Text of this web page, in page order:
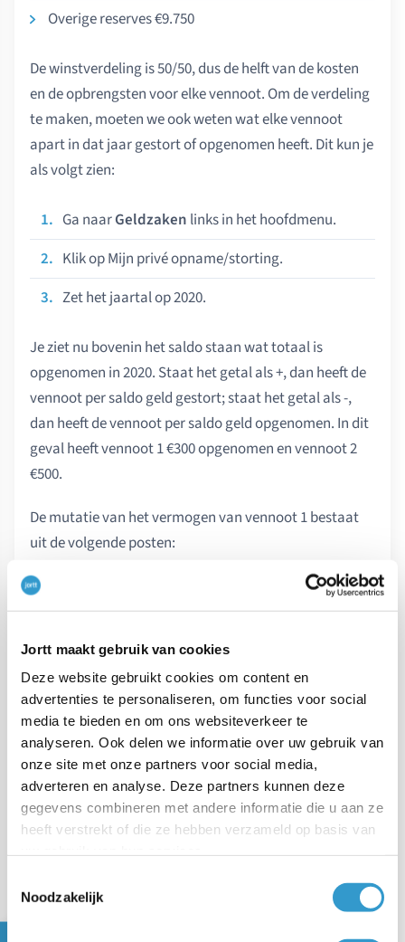
Jortt maakt gebruik van cookies
Deze website gebruikt cookies om content en
advertenties te personaliseren, om functies voor social
media te bieden en om ons websiteverkeer te
analyseren. Ook delen we informatie over uw gebruik van
onze site met onze partners voor social media,
adverteren en analyse. Deze partners kunnen deze
gegevens combineren met andere informatie die u aan ze
heeft verstrekt of die ze hebben verzameld op basis van
Noodzakelijk
Overige reserves €9.750
De winstverdeling is 50/50, dus de helft van de kosten
en de opbrengsten voor elke vennoot. Om de verdeling
te maken, moeten we ook weten wat elke vennoot
apart in dat jaar gestort of opgenomen heeft. Dit kun je
als volgt zien:
Ga naarGeldzaken links in het hoofdmenu.
Klik op Mijn privé opname/storting.
Zet het jaartal op 2020.
Je ziet nu bovenin het saldo staan wat totaal is
opgenomen in 2020. Staat het getal als +, dan heeft de
vennoot per saldo geld gestort; staat het getal als -,
dan heeft de vennoot per saldo geld opgenomen. In dit
geval heeft vennoot 1 €300 opgenomen en vennoot 2
€500.
De mutatie van het vermogen van vennoot 1 bestaat
uit de volgende posten:
Opbrengsten € 11.500 (helft van de Opbrengsten 2020) -
kosten € 7.500 (helft van de kosten 2020) -
Je doet niets met het saldo wat bijOverige reserves
staat; dit heb je al verdeeld in de vorige stap.
Deze getallen leveren het volgende plaatje op: